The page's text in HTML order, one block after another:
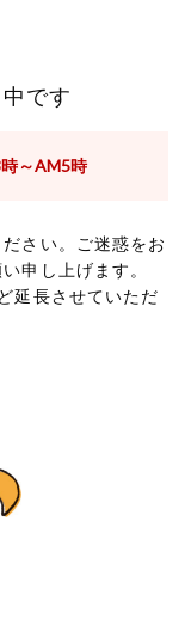
です
～AM5時
さい。ご迷惑をお
申し上げます。
延長させていただ